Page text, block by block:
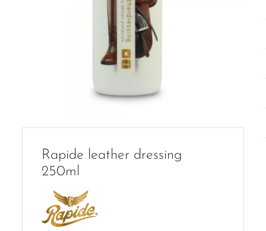
Rapide leather dressing
250ml